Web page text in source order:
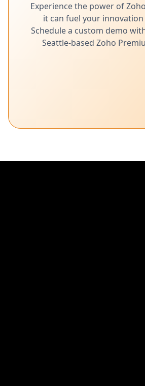
Experience the power of
it can fuel your
Schedule a custom demo
Seattle-based Zoho